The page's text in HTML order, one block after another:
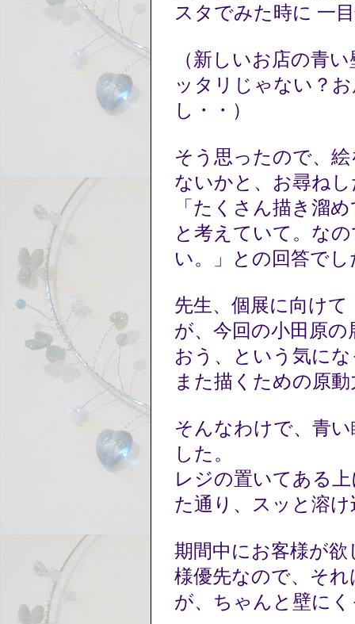
スタでみた時に 一
（新しいお店の青
ッタリじゃない？
し・・）
そう思ったので、
ないかと、お尋ね
「たくさん描き溜
と考えていて。な
い。」との回答で
先生、個展に向け
が、今回の小田原
おう、という気に
また描くための原
そんなわけで、青
した。
レジの置いてある
た通り、スッと溶
期間中にお客様が
様優先なので、そ
が、ちゃんと壁に